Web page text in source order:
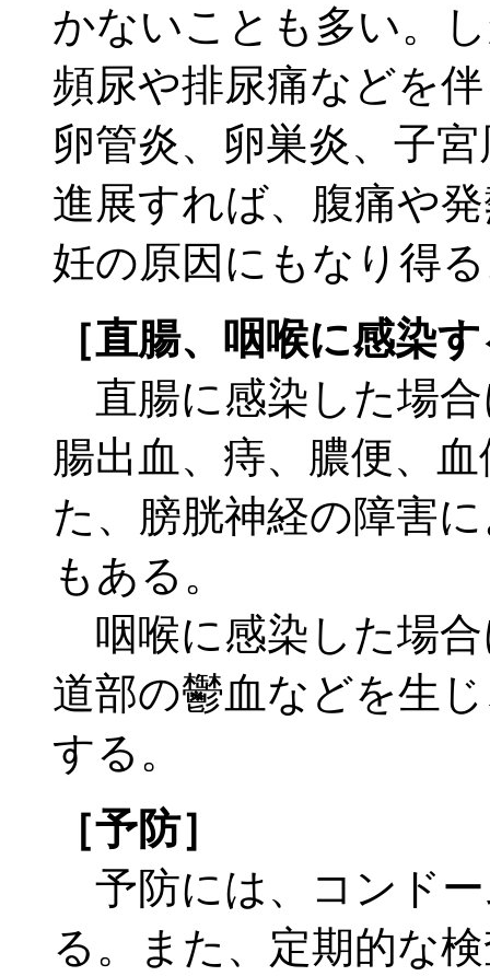
かないことも多い。
頻尿や排尿痛などを
卵管炎、卵巣炎、子
進展すれば、腹痛や
妊の原因にもなり得
［直腸、咽喉に感染
直腸に感染した場合
腸出血、痔、膿便、
た、膀胱神経の障害
もある。
咽喉に感染した場合
道部の鬱血などを生
する。
［予防］
予防には、コンド
る。また、定期的な